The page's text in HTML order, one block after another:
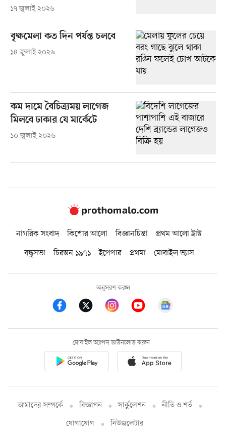
১৭ জুলাই ২০২৬
বৃক্ষমেলা কত দিন পর্যন্ত চলবে
১৪ জুলাই ২০২৬
কম দামে বৈচিত্র্যময় লাগেজ
মিলবে ঢাকার যে মার্কেটে
১০ জুলাই ২০২৬
নাগরিক সংবাদ কিশোর আলো বিজ্ঞানচিন্তা
প্রথম আলো ট্রাস্ট
বন্ধুসভা
চিরন্তন ১৯৭১ ইপেপার প্রথমা মোবাইল ভ্যাস
অনুসরণ করুন
মোবাইল অ্যাপস ডাউনলোড করুন
আমাদের সম্পর্কে বিজ্ঞাপন সার্কুলেশন
নীতি ও শর্ত
যোগাযোগ
নিউজলেটার